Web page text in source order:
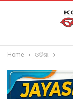
Home ଓଡିଶା